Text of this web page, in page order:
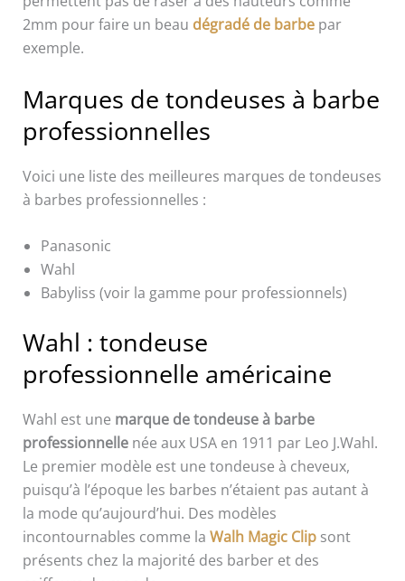
2mm pour faire un beau dégradé de barbepar
exemple.
Marques de tondeuses à barbe
professionnelles
Voici une liste des meilleures marques de tondeuses
à barbes professionnelles :
Panasonic
Wahl
Babyliss (voir la gamme pour professionnels)
Wahl : tondeuse
professionnelle américaine
Wahl est une marque de tondeuse à barbe
professionnellenée aux USA en 1911 par Leo J.Wahl.
Le premier modèle est une tondeuse à cheveux,
puisqu’à l’époque les barbes n’étaient pas autant à
la mode qu’aujourd’hui. Des modèles
incontournables comme la Walh Magic Clipsont
présents chez la majorité des barber et des